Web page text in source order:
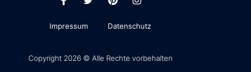
Impressum Datenschutz
Copyright 2026 © Alle Rechte vorbehalten